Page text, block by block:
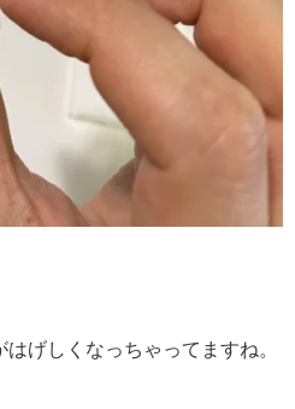
げしくなっちゃってますね。